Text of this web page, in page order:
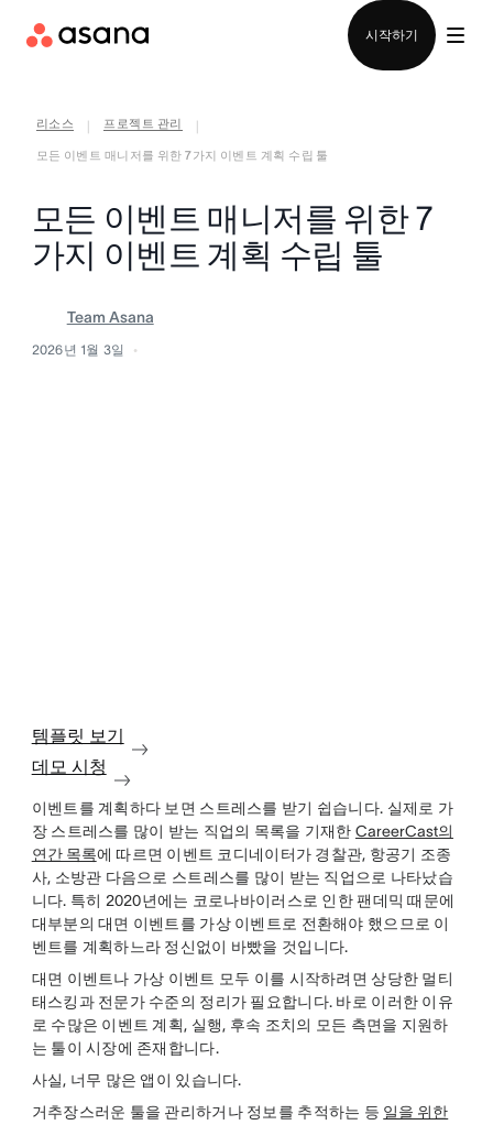
시작하기
리소스 프로젝트 관리
모든 이벤트 매니저를 위한 7가지 이벤트 계획 수립 툴
모든 이벤트 매니저를 위한 7
가지 이벤트 계획 수립 툴
Team Asana
2026년 1월 3일
템플릿 보기
데모 시청
이벤트를 계획하다 보면 스트레스를 받기 쉽습니다. 실제로 가
장 스트레스를 많이 받는 직업의 목록을 기재한 CareerCast의
연간 목록에 따르면 이벤트 코디네이터가 경찰관, 항공기 조종
사, 소방관 다음으로 스트레스를 많이 받는 직업으로 나타났습
니다. 특히 2020년에는 코로나바이러스로 인한 팬데믹 때문에
대부분의 대면 이벤트를 가상 이벤트로 전환해야 했으므로 이
벤트를 계획하느라 정신없이 바빴을 것입니다.
대면 이벤트나 가상 이벤트 모두 이를 시작하려면 상당한 멀티
태스킹과 전문가 수준의 정리가 필요합니다. 바로 이러한 이유
로 수많은 이벤트 계획, 실행, 후속 조치의 모든 측면을 지원하
는 툴이 시장에 존재합니다.
사실, 너무 많은 앱이 있습니다.
거추장스러운 툴을 관리하거나 정보를 추적하는 등 일을 위한